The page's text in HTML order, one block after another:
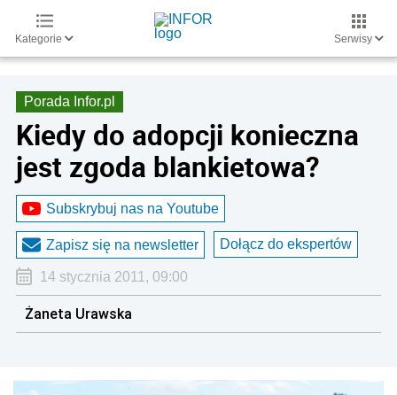
Kategorie Serwisy
Porada Infor.pl
Kiedy do adopcji konieczna
jest zgoda blankietowa?
Subskrybuj nas na Youtube
Zapisz się na newsletter Dołącz do ekspertów
14 stycznia 2011, 09:00
Żaneta Urawska